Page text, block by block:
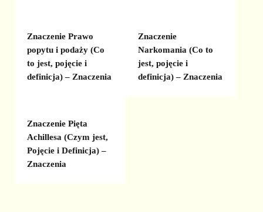
Znaczenie Prawo
popytu i podaży (Co
to jest, pojęcie i
definicja) – Znaczenia
Znaczenie
Narkomania (Co to
jest, pojęcie i
definicja) – Znaczenia
Znaczenie Pięta
Achillesa (Czym jest,
Pojęcie i Definicja) –
Znaczenia